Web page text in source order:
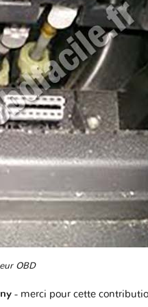
OBD
- merci pour cette